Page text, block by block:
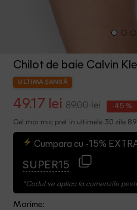
Chilot de baie Calvin
ULTIMA ȘANSĂ
49.17 lei 89.00 lei -45 %
Cel mai mic pret in ultimele 30 zile
Cumpara cu -15%
SUPER15
*Codul se aplica la comenzile
Marime: